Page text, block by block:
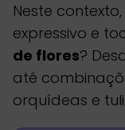
Neste
expressivo e
de flores?
até
orquídeas e